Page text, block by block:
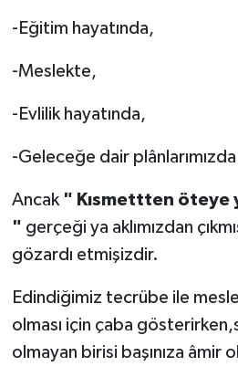
-Eğitim hayatında,
-Meslekte,
-Evlilik hayatında,
-Geleceğe dair
Ancak " Kısmettten öteye
" gerçeği ya aklımızdan
gözardı etmişizdir.
Edindiğimiz tecrübe ile
olması için çaba
olmayan birisi başınıza âmir